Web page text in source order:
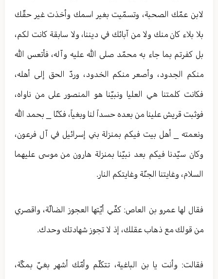
لابن عمّك الصحبة، وتسمّيت بغير اسمك وأخذت غير حقّك
بلا بلاء كان منك ولا من آبائك في ديننا، ولا سابقة كانت لكم،
بل كفرتم بما جاء به محمّد صلى الله عليه وآله، فأتعس الله
منكم الجدود، وأصعر منكم الخدود، وردّ الحق إلى أهله،
فكانت كلمتنا هي العليا ونبيّنا هو المنصور على من ناواه،
فوثبت قريش علينا من بعده حسداً لنا وبغياً، فكنّا _ بحمد الله
ونعمته _ أهل بيت فيكم بمنزلة بني إسرائيل في آل فرعون،
وكان سيّدنا فيكم بعد نبيّنا بمنزلة هارون من موسى عليهما
السلام، وغايتنا الجنّة وغايتكم النار.
فقال لها عمرو بن العاص: كفّي أيّتها العجوز الضالّة، واقصري
من قولك مع ذهاب عقلك، إذ لا تجوز شهادتك وحدك.
فقالت: وأنت يا بن الباغية، تتكلّم وأمّك أشهر بغيّ بمكّة،